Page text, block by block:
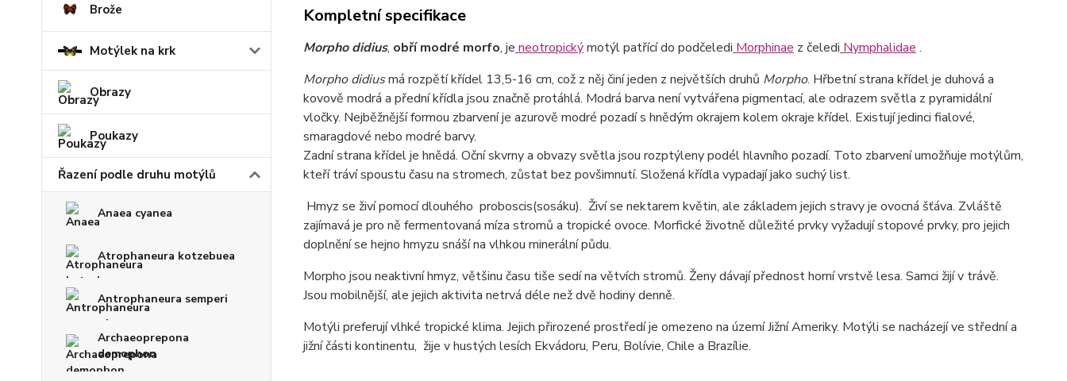
Brože
Motýlek na krk
Obrazy
Poukazy
Řazení podle druhu motýlů
Anaea cyanea
Atrophaneura kotzebuea
Antrophaneura semperi
Archaeoprepona
demophon
Kompletní specifikace
Morpho didius, obří modré morfo, je neotropickýmotýl patřící do podčeledi Morphinae z čeledi Nymphalidae .
Morpho didiusmá rozpětí křídel 13,5-16 cm, což z něj činí jeden z největších druhů Morpho. Hřbetní strana křídel je duhová a
kovově modrá a přední křídla jsou značně protáhlá. Modrá barva není vytvářena pigmentací, ale odrazem světla z pyramidální
vločky. Nejběžnější formou zbarvení je azurově modré pozadí s hnědým okrajem kolem okraje křídel. Existují jedinci fialové,
smaragdové nebo modré barvy.
Zadní strana křídel je hnědá. Oční skvrny a obvazy světla jsou rozptýleny podél hlavního pozadí. Toto zbarvení umožňuje motýlům,
kteří tráví spoustu času na stromech, zůstat bez povšimnutí. Složená křídla vypadají jako suchý list.
Hmyz se živí pomocí dlouhého proboscis(sosáku). Živí se nektarem květin, ale základem jejich stravy je ovocná šťáva. Zvláště
zajímavá je pro ně fermentovaná míza stromů a tropické ovoce. Morfické životně důležité prvky vyžadují stopové prvky, pro jejich
doplnění se hejno hmyzu snáší na vlhkou minerální půdu.
Morpho jsou neaktivní hmyz, většinu času tiše sedí na větvích stromů. Ženy dávají přednost horní vrstvě lesa. Samci žijí v trávě.
Jsou mobilnější, ale jejich aktivita netrvá déle než dvě hodiny denně.
Motýli preferují vlhké tropické klima. Jejich přirozené prostředí je omezeno na území Jižní Ameriky. Motýli se nacházejí ve střední a
jižní části kontinentu, žije v hustých lesích Ekvádoru, Peru, Bolívie, Chile a Brazílie.